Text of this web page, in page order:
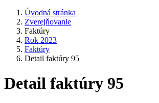
Úvodná stránka
Zverejňovanie
Faktúry
Rok 2023
Faktúry
Detail faktúry 95
Detail faktúry 95